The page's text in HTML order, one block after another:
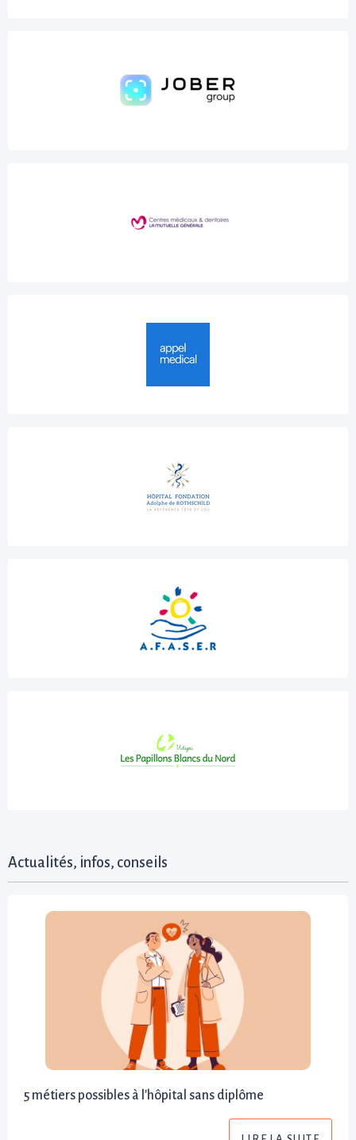
Actualités, infos, conseils
5 métiers possibles à l'hôpital sans diplôme